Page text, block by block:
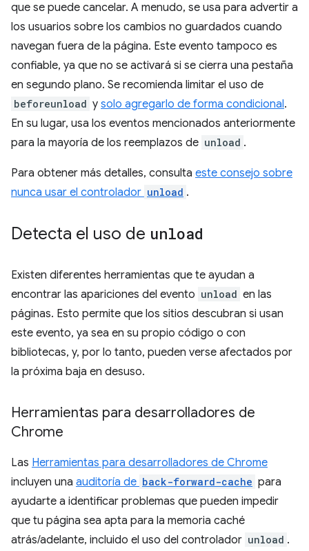
que se puede cancelar. A menudo, se usa para advertir a
los usuarios sobre los cambios no guardados cuando
navegan fuera de la página. Este evento tampoco es
confiable, ya que no se activará si se cierra una pestaña
en segundo plano. Se recomienda limitar el uso de
beforeunload y solo agregarlo de forma condicional.
En su lugar, usa los eventos mencionados anteriormente
para la mayoría de los reemplazos de unload .
Para obtener más detalles, consulta este consejo sobre
nunca usar el controlador unload .
Detecta el uso de unload
Existen diferentes herramientas que te ayudan a
encontrar las apariciones del evento unload en las
páginas. Esto permite que los sitios descubran si usan
este evento, ya sea en su propio código o con
bibliotecas, y, por lo tanto, pueden verse afectados por
la próxima baja en desuso.
Herramientas para desarrolladores de
Chrome
Las Herramientas para desarrolladores de Chrome
incluyen una auditoría de back-forward-cache para
ayudarte a identificar problemas que pueden impedir
que tu página sea apta para la memoria caché
atrás/adelante, incluido el uso del controlador unload .